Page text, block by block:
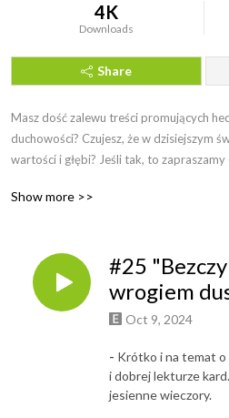
4K
Downloads
Share
Masz dość zalewu treści promujących
duchowości? Czujesz, że w dzisiejszym
wartości i głębi? Jeśli tak, to
Promowanie materializmu,
Relatywizm moralny i brak szacunku dla
Podważanie autorytetu i wartości
Budzenie Olbrzyma” to podcast, który
prawdziwymi wartościami, daje nadzieję
Show more >>
#25
wrogiem
Oct 9, 2024
- Krótko i na temat
i dobrej lekturze
jesienne wieczory.